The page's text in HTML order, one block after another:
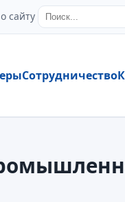
сайту
Сотрудничество